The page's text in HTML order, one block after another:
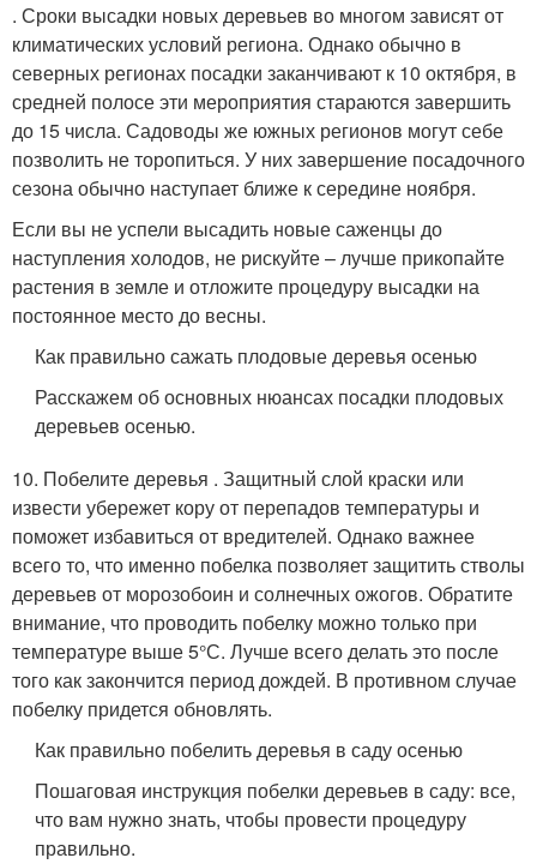
. Сроки высадки новых деревьев во многом зависят от
климатических условий региона. Однако обычно в
северных регионах посадки заканчивают к 10 октября, в
средней полосе эти мероприятия стараются завершить
до 15 числа. Садоводы же южных регионов могут себе
позволить не торопиться. У них завершение посадочного
сезона обычно наступает ближе к середине ноября.
Если вы не успели высадить новые саженцы до
наступления холодов, не рискуйте – лучше прикопайте
растения в земле и отложите процедуру высадки на
постоянное место до весны.
Как правильно сажать плодовые деревья осенью
Расскажем об основных нюансах посадки плодовых
деревьев осенью.
10. Побелите деревья . Защитный слой краски или
извести убережет кору от перепадов температуры и
поможет избавиться от вредителей. Однако важнее
всего то, что именно побелка позволяет защитить стволы
деревьев от морозобоин и солнечных ожогов. Обратите
внимание, что проводить побелку можно только при
температуре выше 5°С. Лучше всего делать это после
того как закончится период дождей. В противном случае
побелку придется обновлять.
Как правильно побелить деревья в саду осенью
Пошаговая инструкция побелки деревьев в саду: все,
что вам нужно знать, чтобы провести процедуру
правильно.